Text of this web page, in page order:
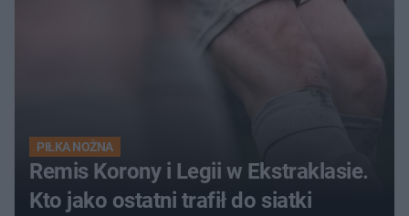
PIŁKA NOŻNA
Remis Korony i Legii w Ekstraklasie.
Kto jako ostatni trafił do siatki